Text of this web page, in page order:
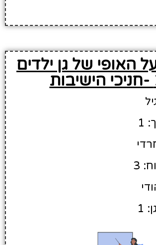
האופי של גן ילדים
1
3
1